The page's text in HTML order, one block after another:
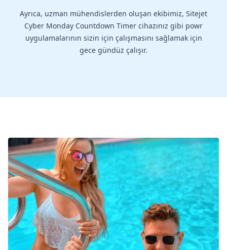
Ayrıca, uzman mühendislerden oluşan ekibimiz, Sitejet
Cyber Monday Countdown Timer cihazınız gibi powr
uygulamalarının sizin için çalışmasını sağlamak için
gece gündüz çalışır.